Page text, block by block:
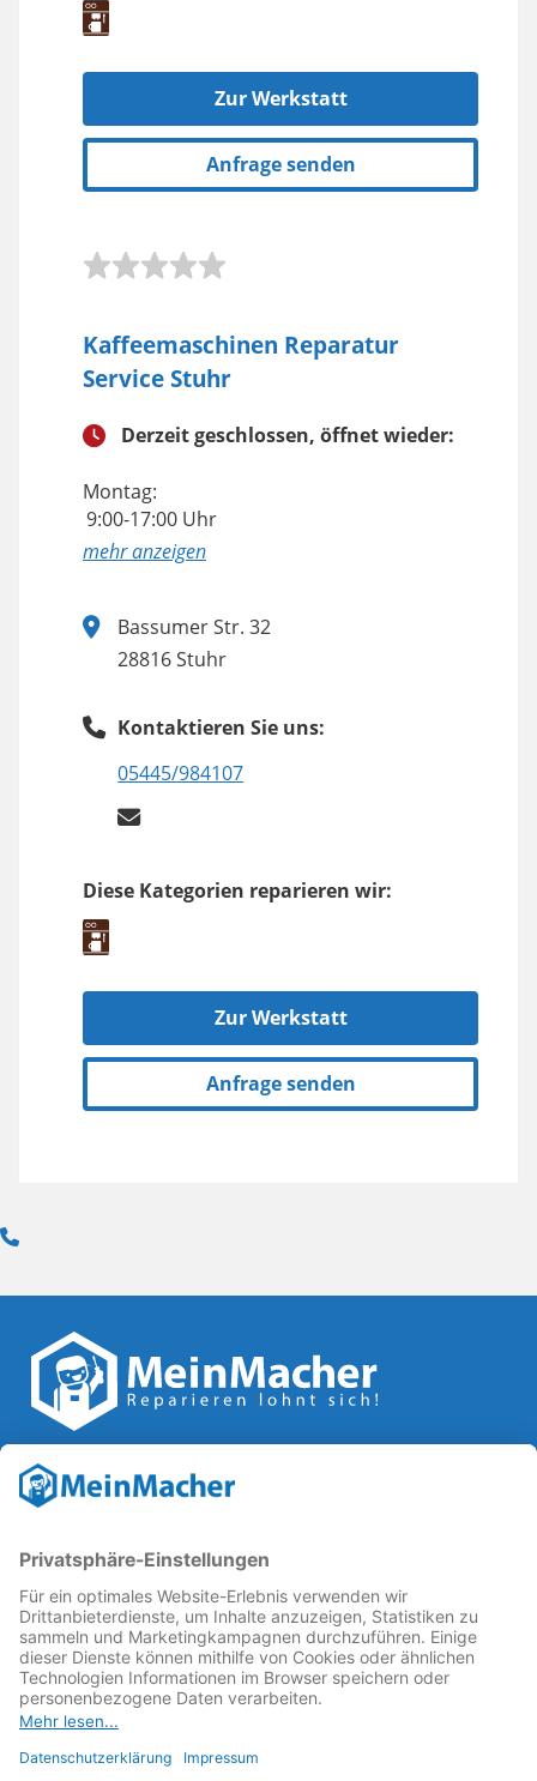
Zur Werkstatt
Anfrage senden
Kaffeemaschinen Reparatur
Service Stuhr
Derzeit geschlossen, öffnet wieder:
Montag:
9:00-17:00 Uhr
anzeigen
Bassumer Str. 32
28816 Stuhr
Kontaktieren Sie uns:
05445/984107
Diese Kategorien reparieren wir:
Zur Werkstatt
Anfrage senden
Reparatur Revolution
Reparatur↗ für eineReparatur Revolution
Reparaturbedingungen: Für Produkte, die sich gut
reparieren lassen, für günstigere Ersatzteile und den
Erhalt der reparierenden Betriebe und des Reparatur-
Know-hows in Deutschland.
Weitere Informationen
Fachhändler finden